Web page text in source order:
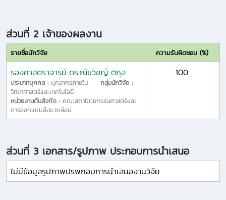
ส่วนที่ 2 เจ้าของผลงาน
รายชื่อนักวิจัย ความรับผิดชอบ (%)
รองศาสตราจารย์ ดร.ณัชวิชญ์ ติกุล
ประเภทบุคคล : บุคลากรภายใน กลุ่มนักวิจัย :
วิทยาศาสตร์และเทคโนโลยี
หน่วยงานต้นสังกัด : คณะสถาปัตยกรรมศาสตร์และ
การออกแบบสิ่งแวดล้อม
100
ส่วนที่ 3 เอกสาร/รูปภาพ ประกอบการนำเสนอ
ไม่มีข้อมูลรูปภาพปรพกอบการนำเสนองานวิจัย